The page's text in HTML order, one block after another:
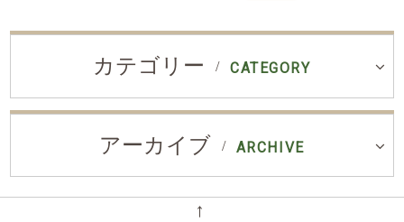
カテゴリー CATEGORY
アーカイブ ARCHIVE
←